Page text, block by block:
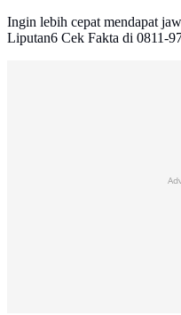
Ingin lebih cepat mendapat
Liputan6 Cek Fakta di 0811-